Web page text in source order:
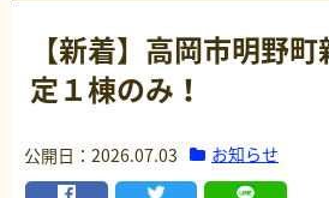
【新着】高岡市明野
定１棟のみ！
公開日：2026.07.03 お知らせ